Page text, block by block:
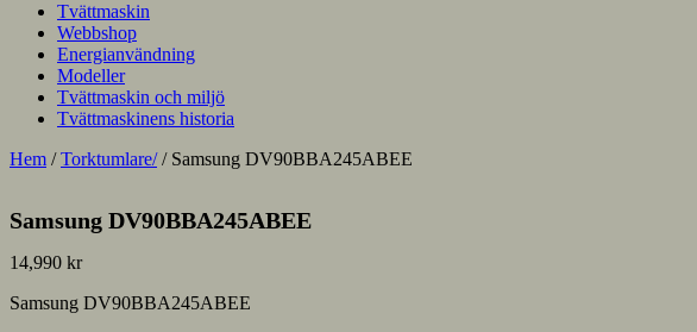
Tvättmaskin
Webbshop
Energianvändning
Modeller
Tvättmaskin och miljö
Tvättmaskinens historia
Hem /Torktumlare// Samsung DV90BBA245ABEE
Samsung DV90BBA245ABEE
14,990 kr
Samsung DV90BBA245ABEE